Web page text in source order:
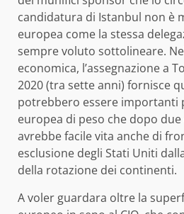
candidatura di Istanbul non è
europea come la stessa
sempre voluto sottolineare.
economica, l’assegnazione a
2020 (tra sette anni) fornisce
potrebbero essere importanti
europea di peso che dopo
avrebbe facile vita anche di
esclusione degli Stati Uniti
della rotazione dei continenti.
A voler guardara oltre la